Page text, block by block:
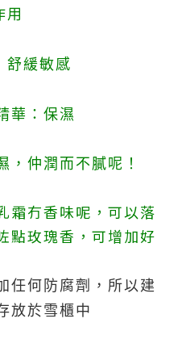
用
舒緩敏感
華：保濕
，仲潤而不膩呢！
霜冇香味呢，可以落
點玫瑰香，可增加好
任何防腐劑，所以建
放於雪櫃中